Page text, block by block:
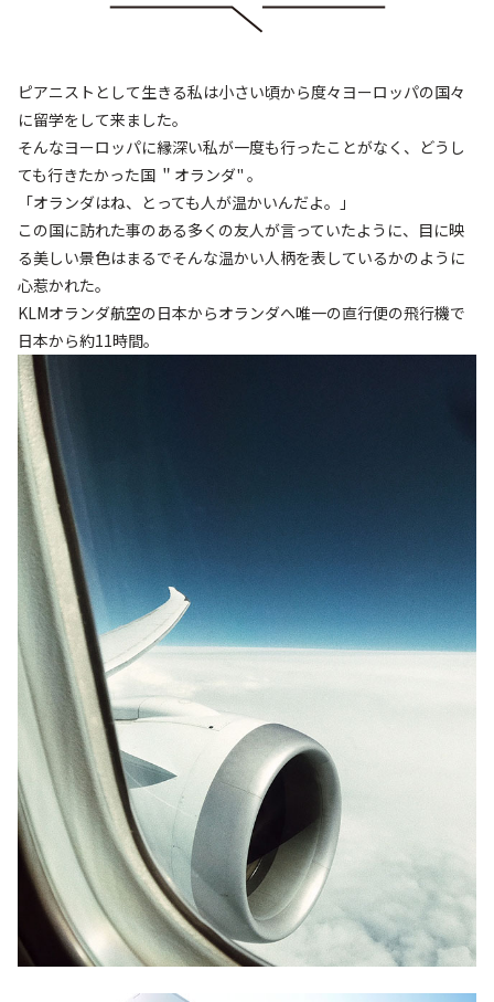
ピアニストとして生きる私は小さい頃から度々ヨーロッパの国々
に留学をして来ました。
そんなヨーロッパに縁深い私が一度も行ったことがなく、どうし
ても行きたかった国 ＂オランダ" 。
「オランダはね、とっても人が温かいんだよ。」
この国に訪れた事のある多くの友人が言っていたように、目に映
る美しい景色はまるでそんな温かい人柄を表しているかのように
心惹かれた。
KLMオランダ航空の日本からオランダへ唯一の直行便の飛行機で
日本から約11時間。